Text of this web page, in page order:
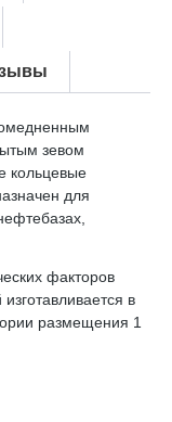
зевом
кольцевые
для
факторов
в
размещения 1